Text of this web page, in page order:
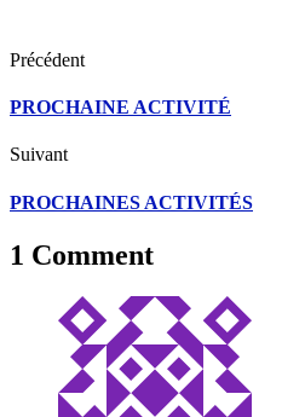
Précédent
PROCHAINE ACTIVITÉ
Suivant
PROCHAINES ACTIVITÉS
1 Comment